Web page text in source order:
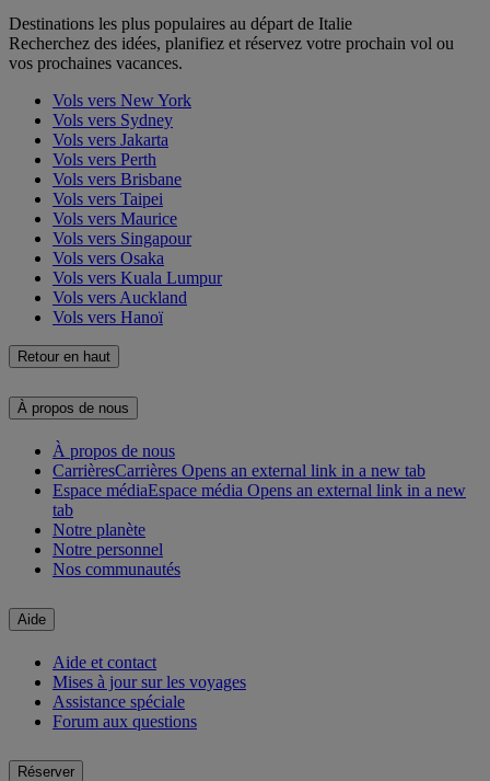
Destinations les plus populaires au départ de Italie
Recherchez des idées, planifiez et réservez votre prochain vol ou
vos prochaines vacances.
Vols vers New York
Vols vers Sydney
Vols vers Jakarta
Vols vers Perth
Vols vers Brisbane
Vols vers Taipei
Vols vers Maurice
Vols vers Singapour
Vols vers Osaka
Vols vers Kuala Lumpur
Vols vers Auckland
Vols vers Hanoï
Retour en haut
À propos de nous
À propos de nous
CarrièresCarrières Opens an external link in a new tab
Espace médiaEspace média Opens an external link in a new
tab
Notre planète
Notre personnel
Nos communautés
Aide
Aide et contact
Mises à jour sur les voyages
Assistance spéciale
Forum aux questions
Réserver